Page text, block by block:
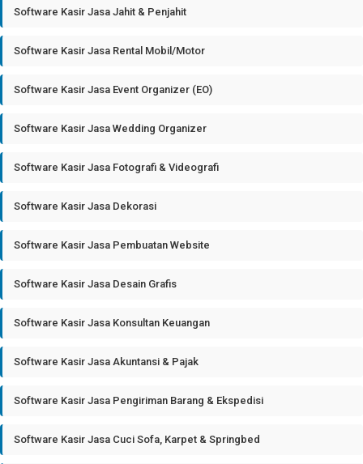
Software Kasir Jasa Jahit & Penjahit
Software Kasir Jasa Rental Mobil/Motor
Software Kasir Jasa Event Organizer (EO)
Software Kasir Jasa Wedding Organizer
Software Kasir Jasa Fotografi & Videografi
Software Kasir Jasa Dekorasi
Software Kasir Jasa Pembuatan Website
Software Kasir Jasa Desain Grafis
Software Kasir Jasa Konsultan Keuangan
Software Kasir Jasa Akuntansi & Pajak
Software Kasir Jasa Pengiriman Barang & Ekspedisi
Software Kasir Jasa Cuci Sofa, Karpet & Springbed